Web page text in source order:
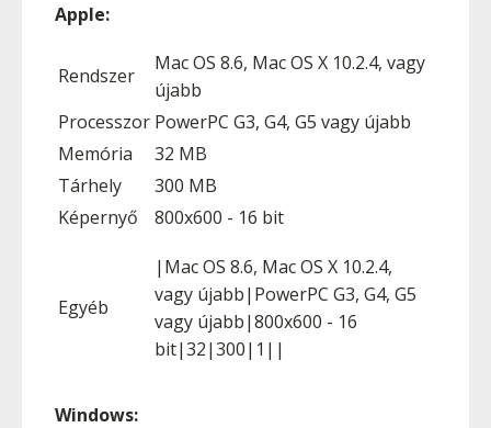
Apple:
Rendszer
Mac OS 8.6, Mac OS X 10.2.4, vagy
újabb
Processzor PowerPC G3, G4, G5 vagy újabb
Memória
32 MB
Tárhely
300 MB
Képernyő
800x600 - 16 bit
Egyéb
|Mac OS 8.6, Mac OS X 10.2.4,
vagy újabb|PowerPC G3, G4, G5
vagy újabb|800x600 - 16
bit|32|300|1||
Windows: